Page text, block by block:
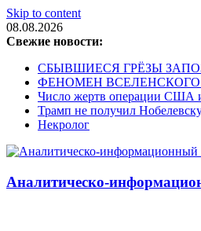
Skip to content
08.08.2026
Свежие новости:
СБЫВШИЕСЯ ГРЁЗЫ
ФЕНОМЕН
Число жертв операции США
Трамп не получил
Некролог
Аналитическо-